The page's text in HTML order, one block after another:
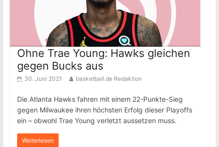
Ohne Trae Young: Hawks gleichen
gegen Bucks aus
30. Juni 2021 basketball.de Redaktion
Die Atlanta Hawks fahren mit einem 22-Punkte-Sieg
gegen Milwaukee ihren höchsten Erfolg dieser Playoffs
ein – obwohl Trae Young verletzt aussetzen muss.
Weiterlesen